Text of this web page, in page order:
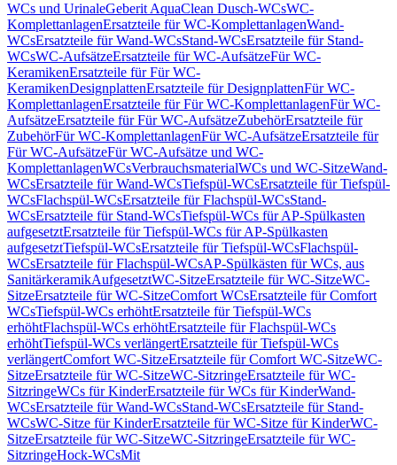
WCs und UrinaleGeberit AquaClean Dusch-WCsWC-
KomplettanlagenErsatzteile für WC-KomplettanlagenWand-
WCsErsatzteile für Wand-WCsStand-WCsErsatzteile für Stand-
WCsWC-AufsätzeErsatzteile für WC-AufsätzeFür WC-
KeramikenErsatzteile für Für WC-
KeramikenDesignplattenErsatzteile für DesignplattenFür WC-
KomplettanlagenErsatzteile für Für WC-KomplettanlagenFür WC-
AufsätzeErsatzteile für Für WC-AufsätzeZubehörErsatzteile für
ZubehörFür WC-KomplettanlagenFür WC-AufsätzeErsatzteile für
Für WC-AufsätzeFür WC-Aufsätze und WC-
KomplettanlagenWCsVerbrauchsmaterialWCs und WC-SitzeWand-
WCsErsatzteile für Wand-WCsTiefspül-WCsErsatzteile für Tiefspül-
WCsFlachspül-WCsErsatzteile für Flachspül-WCsStand-
WCsErsatzteile für Stand-WCsTiefspül-WCs für AP-Spülkasten
aufgesetztErsatzteile für Tiefspül-WCs für AP-Spülkasten
aufgesetztTiefspül-WCsErsatzteile für Tiefspül-WCsFlachspül-
WCsErsatzteile für Flachspül-WCsAP-Spülkästen für WCs, aus
SanitärkeramikAufgesetztWC-SitzeErsatzteile für WC-SitzeWC-
SitzeErsatzteile für WC-SitzeComfort WCsErsatzteile für Comfort
WCsTiefspül-WCs erhöhtErsatzteile für Tiefspül-WCs
erhöhtFlachspül-WCs erhöhtErsatzteile für Flachspül-WCs
erhöhtTiefspül-WCs verlängertErsatzteile für Tiefspül-WCs
verlängertComfort WC-SitzeErsatzteile für Comfort WC-SitzeWC-
SitzeErsatzteile für WC-SitzeWC-SitzringeErsatzteile für WC-
SitzringeWCs für KinderErsatzteile für WCs für KinderWand-
WCsErsatzteile für Wand-WCsStand-WCsErsatzteile für Stand-
WCsWC-Sitze für KinderErsatzteile für WC-Sitze für KinderWC-
SitzeErsatzteile für WC-SitzeWC-SitzringeErsatzteile für WC-
SitzringeHock-WCsMit